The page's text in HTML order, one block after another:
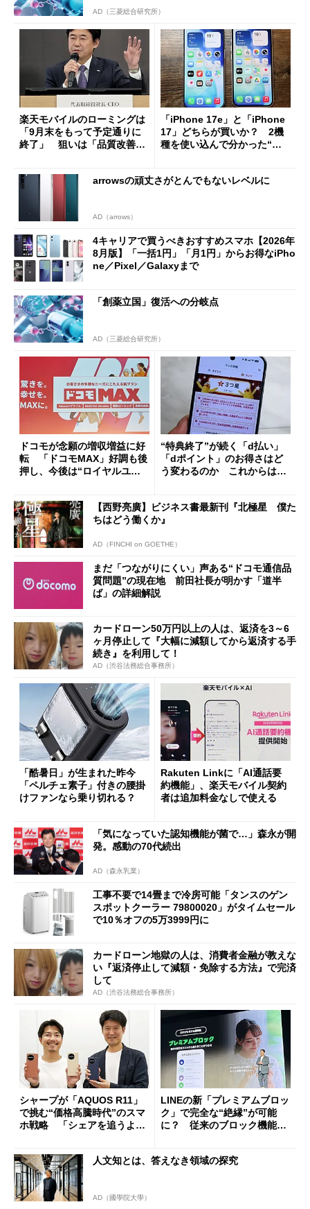
AD（三菱総合研究所）
楽天モバイルのローミングは
「9月末をもって予定通りに
終了」 狙いは「品質改善」
も
「iPhone 17e」と「iPhone
17」どちらが買いか？ 2機
種を使い込んで分かった“ス
arrowsの頑丈さがとんでもないレベルに
AD（arrows）
4キャリアで買うべきおすすめスマホ【2026年
8月版】「一括1円」「月1円」からお得なiPho
ne／Pixel／Galaxyまで
「創薬立国」復活への分岐点
AD（三菱総合研究所）
ドコモが念願の増収増益に好
転 「ドコモMAX」好調も後
押し、今後は“ロイヤルユー
“特典終了”が続く「d払い」
「dポイント」のお得さはど
う変わるのか これからは
【西野亮廣】ビジネス書最新刊『北極星 僕た
ちはどう働くか』
AD（FINCHI on GOETHE）
まだ「つながりにくい」声ある“ドコモ通信品
質問題”の現在地 前田社長が明かす「道半
ば」の詳細解説
カードローン50万円以上の人は、返済を3～6
ヶ月停止して『大幅に減額してから返済する手
続き』を利用して！
AD（渋谷法務総合事務所）
「酷暑日」が生まれた昨今
「ペルチェ素子」付きの腰掛
けファンなら乗り切れる？
Rakuten Linkに「AI通話要
約機能」、楽天モバイル契約
者は追加料金なしで使える
「気になっていた認知機能が菌で…」森永が開
発。感動の70代続出
AD（森永乳業）
工事不要で14畳まで冷房可能「タンスのゲン
スポットクーラー 79800020」がタイムセール
で10％オフの5万3999円に
カードローン地獄の人は、消費者金融が教えな
い『返済停止して減額・免除する方法』で完済
して
AD（渋谷法務総合事務所）
シャープが「AQUOS R11」
で挑む“価格高騰時代”のスマ
ホ戦略 「シェアを追うより
LINEの新「プレミアムブロッ
ク」で完全な“絶縁”が可能
に？ 従来のブロック機能と
人文知とは、答えなき領域の探究
AD（國學院大學）